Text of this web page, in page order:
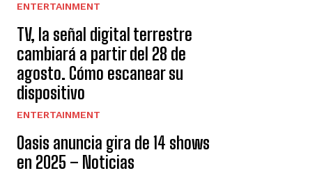
ENTERTAINMENT
TV, la señal digital terrestre
cambiará a partir del 28 de
agosto. Cómo escanear su
dispositivo
ENTERTAINMENT
Oasis anuncia gira de 14 shows
en 2025 – Noticias